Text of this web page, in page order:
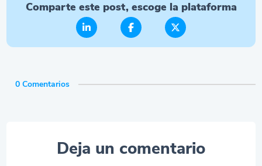
Comparte este post, escoge la plataforma
0 Comentarios
Deja un comentario